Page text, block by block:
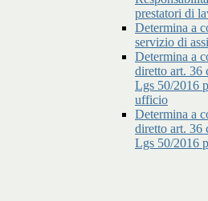
prestatori di
Determina a
servizio di
Determina a
diretto art. 36
Lgs 50/2016
ufficio
Determina a
diretto art. 36
Lgs 50/2016